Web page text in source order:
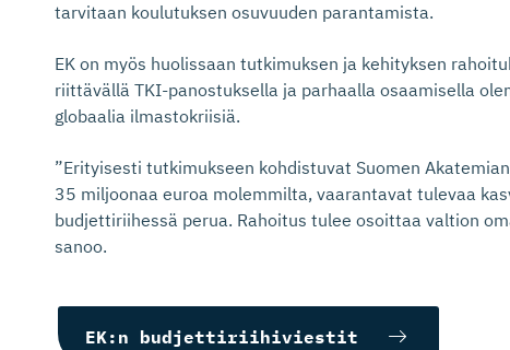
tarvitaan koulutuksen osuvuuden parantamista.
EK on myös huolissaan tutkimuksen ja kehityksen
riittävällä TKI-panostuksella ja parhaalla osaamisella
globaalia ilmastokriisiä.
”Erityisesti tutkimukseen kohdistuvat Suomen
35 miljoonaa euroa molemmilta, vaarantavat tulevaa
budjettiriihessä perua. Rahoitus tulee osoittaa valtion
sanoo.
EK:n budjettiriihiviestit